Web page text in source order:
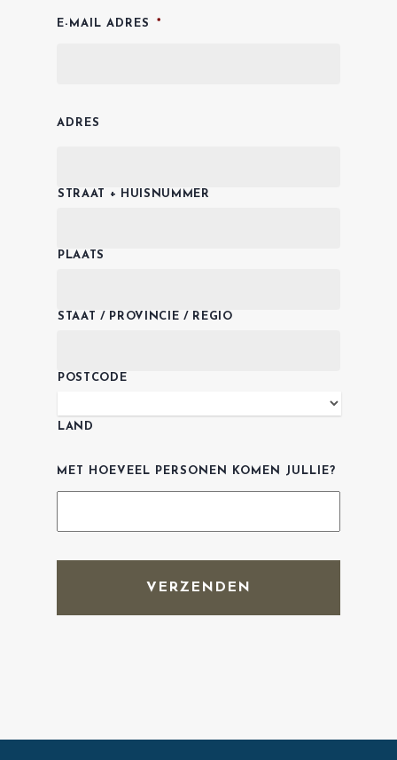
E-MAIL ADRES *
ADRES
STRAAT + HUISNUMMER
PLAATS
STAAT / PROVINCIE / REGIO
POSTCODE
LAND
MET HOEVEEL PERSONEN KOMEN JULLIE?